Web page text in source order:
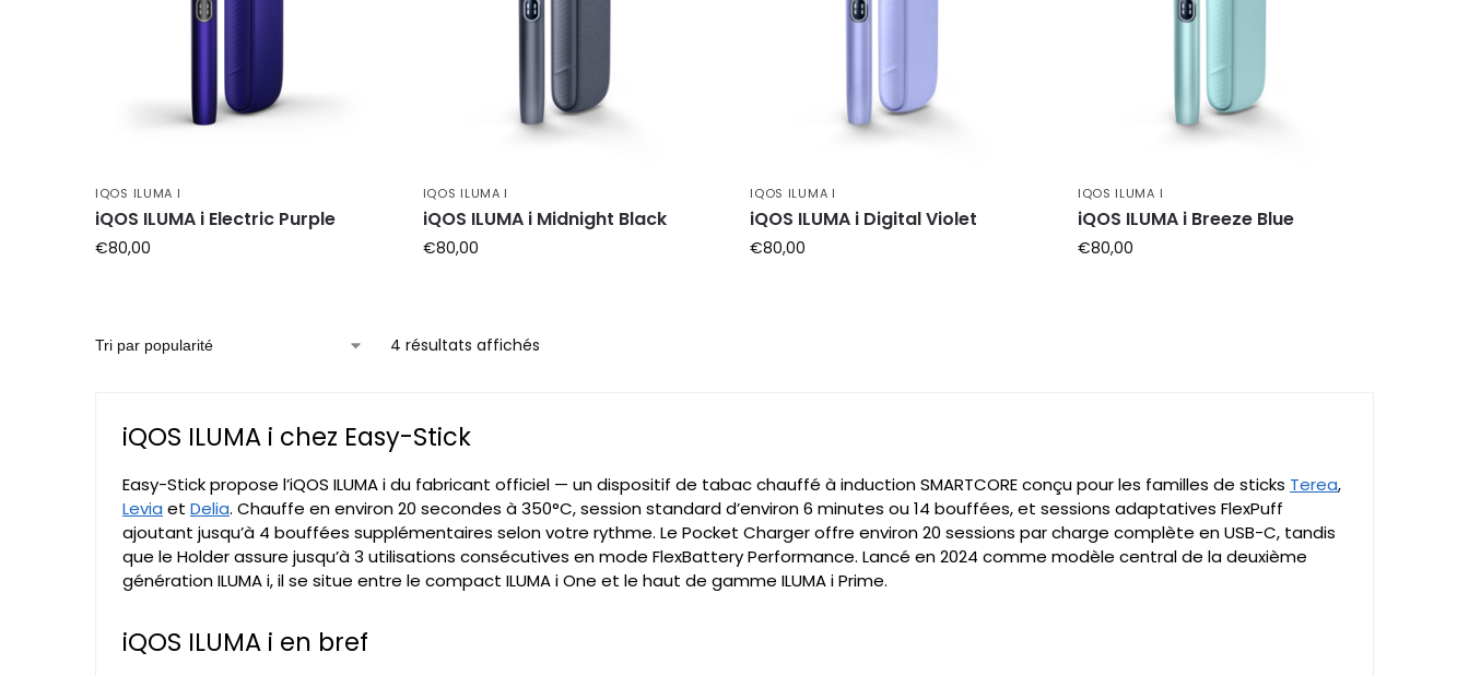
IQOS ILUMA I
iQOS ILUMA i Electric Purple
€80,00
IQOS ILUMA I
iQOS ILUMA i Midnight Black
€80,00
IQOS ILUMA I
iQOS ILUMA i Digital Violet
€80,00
IQOS ILUMA I
iQOS ILUMA i Breeze Blue
€80,00
4 résultats affichés
iQOS ILUMA i chez Easy-Stick
Easy-Stick propose l’iQOS ILUMA i du fabricant officiel — un dispositif de tabac chauffé à induction SMARTCORE conçu pour les familles de sticks Terea,
Levia et Delia. Chauffe en environ 20 secondes à 350°C, session standard d’environ 6 minutes ou 14 bouffées, et sessions adaptatives FlexPuff
ajoutant jusqu’à 4 bouffées supplémentaires selon votre rythme. Le Pocket Charger offre environ 20 sessions par charge complète en USB-C, tandis
que le Holder assure jusqu’à 3 utilisations consécutives en mode FlexBattery Performance. Lancé en 2024 comme modèle central de la deuxième
génération ILUMA i, il se situe entre le compact ILUMA i One et le haut de gamme ILUMA i Prime.
iQOS ILUMA i en bref